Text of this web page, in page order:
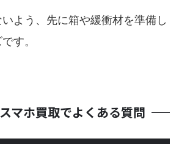
よう、先に箱や緩衝材を準備し
す。
マホ買取でよくある質問